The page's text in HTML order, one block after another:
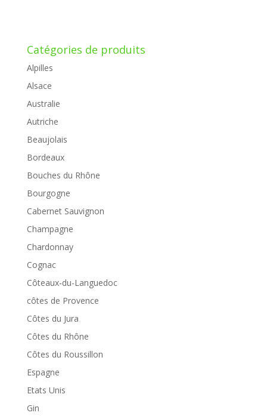
Catégories de produits
Alpilles
Alsace
Australie
Autriche
Beaujolais
Bordeaux
Bouches du Rhône
Bourgogne
Cabernet Sauvignon
Champagne
Chardonnay
Cognac
Côteaux-du-Languedoc
côtes de Provence
Côtes du Jura
Côtes du Rhône
Côtes du Roussillon
Espagne
Etats Unis
Gin